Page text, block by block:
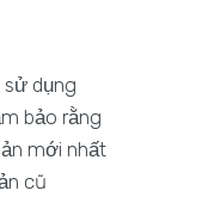
dụng
bảo rằng
mới nhất
cũ